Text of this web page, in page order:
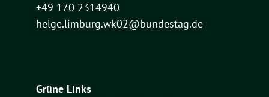
+49 170 2314940
helge.limburg.wk02@bundestag.de
Grüne Links